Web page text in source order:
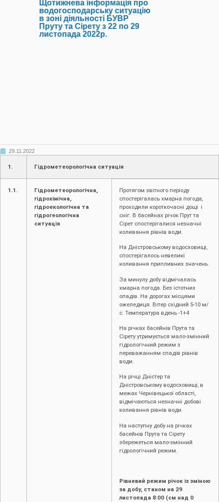
Щотижнева інформація про
водогосподарську ситуацію
в зоні діяльності БУВР
Пруту та Сірету з 22 по 29
листопада 2022р.
29.11.2022
1. Гідрометеорологічна ситуація
1.1.
Гідрометеорологічна,
гідрохімічна,
гідроекологічна та
гідрогеологічна
ситуація
Протягом звітного періоду
спостерігалась хмарна погода,
проходили короткочасні дощі і
сніг. В басейнах річок Прут та
Сірет спостерігалися незначні
коливання рівнів води.
На Дністровському водосховищі,
спостерігалось невеликі
коливання припливних значень.
За минулу добу відмічалась
хмарна погода. Без істотних
опадів. На дорогах місцями
ожеледиця. Вітер східний 5-10 м/
с. Температура вдень -1+4
На річках басейнів Прута та
Сірету утримується мало-змінний
гідрологічний режим з
переважанням спадів рівнів
води.
На річці Дністер та
Дністровському водосховищі, в
межах Чернівецької області,
відмічаються незначні добові
коливання рівнів води.
На наступну добу на річках
басейнів Прута та Сірету
збережеться мало-змінний
гідрологічний режим.
Рівневий режим річок із зміною
за добу, станом на 29
листопада 8:00 (см над 0